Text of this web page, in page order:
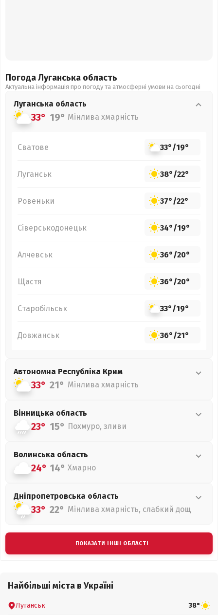
Погода Луганська область
Актуальна інформація про погоду та атмосферні умови на сьогодні
Луганська область
33° 19° Мінлива хмарність
Сватове 33°/19°
Луганськ 38°/22°
Ровеньки 37°/22°
Сіверськодонецьк 34°/19°
Алчевськ 36°/20°
Щастя 36°/20°
Старобільськ 33°/19°
Довжанськ 36°/21°
Автономна Республіка Крим
33° 21° Мінлива хмарність
Вінницька область
23° 15° Похмуро, зливи
Волинська область
24° 14° Хмарно
Дніпропетровська область
33° 22° Мінлива хмарність, слабкий дощ
ПОКАЗАТИ ІНШІ ОБЛАСТІ
Найбільші міста в Україні
Луганськ 38°